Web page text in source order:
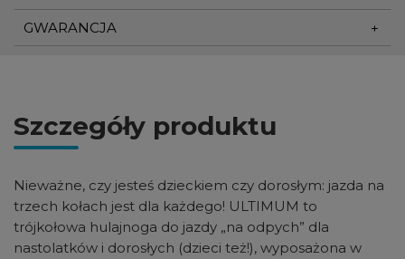
GWARANCJA
Szczegóły produktu
Nieważne, czy jesteś dzieckiem czy dorosłym: jazda na
trzech kołach jest dla każdego! ULTIMUM to
trójkołowa hulajnoga do jazdy „na odpych” dla
nastolatków i dorosłych (dzieci też!), wyposażona w